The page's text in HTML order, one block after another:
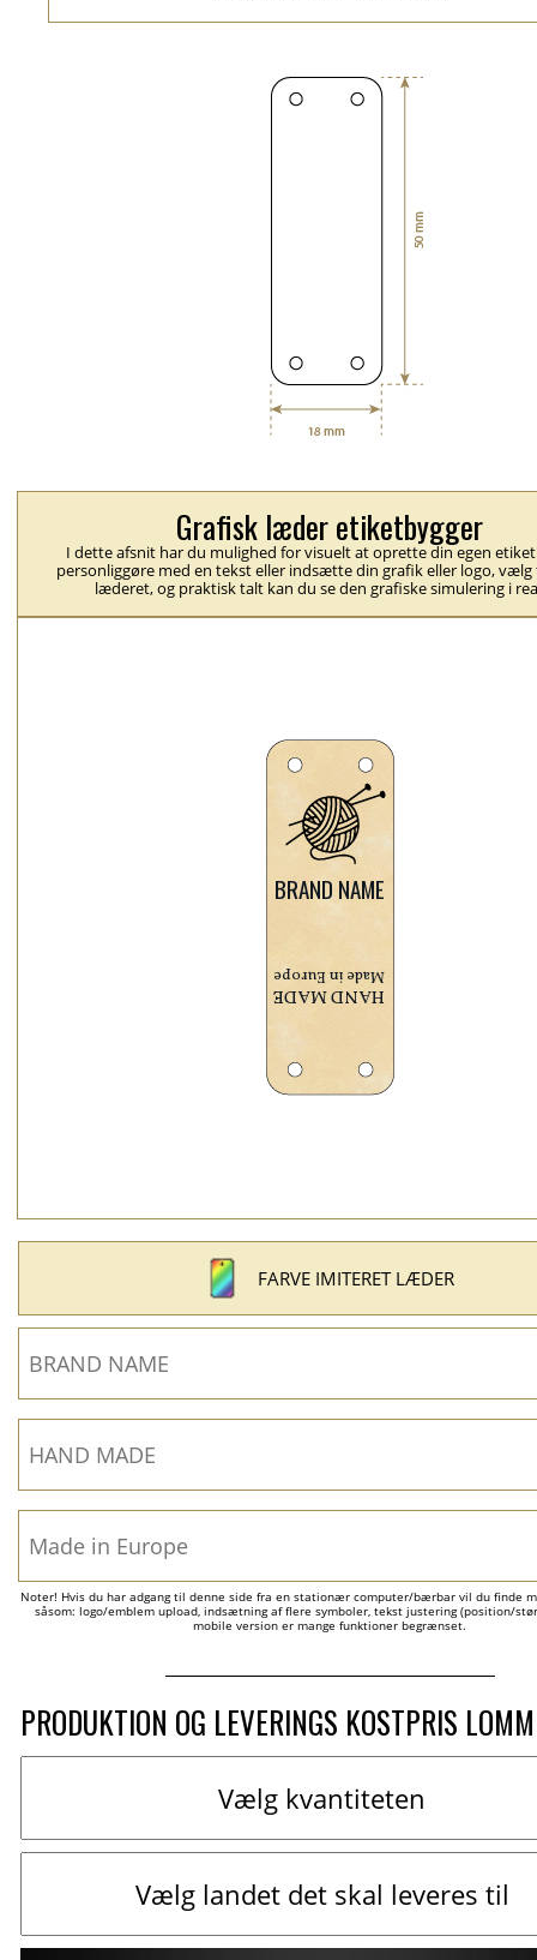
Grafisk læder etiketbygger
I dette afsnit har du mulighed for visuelt at oprette din egen
personliggøre med en tekst eller indsætte din grafik eller logo, vælg
læderet, og praktisk talt kan du se den grafiske simulering i
FARVE IMITERET LÆDER
Noter! Hvis du har adgang til denne side fra en stationær computer/bærbar vil du finde
såsom: logo/emblem upload, indsætning af flere symboler, tekst justering (position/
mobile version er mange funktioner begrænset.
PRODUKTION OG LEVERINGS KOSTPRIS